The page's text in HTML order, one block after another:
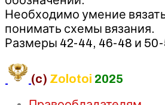
Необходимо умение
понимать схемы вязания.
Размеры 42-44, 46-48 и 50-
(c) Zolotoi 2025